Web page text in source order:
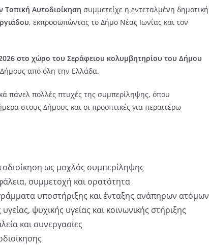
Τοπική Αυτοδιοίκηση συμμετείχε η εντεταλμένη δημοτική
, εκπροσωπώντας το Δήμο Νέας Ιωνίας και τον
στο χώρο του Σεράφειου κολυμβητηρίου του Δήμου
Δήμους από όλη την Ελλάδα.
πάνελ πολλές πτυχές της συμπερίληψης, όπου
στους Δήμους και οι προοπτικές για περαιτέρω
ως μοχλός συμπερίληψης
συμμετοχή και ορατότητα
υποστήριξης και ένταξης ανάπηρων ατόμων
ψυχικής υγείας και κοινωνικής στήριξης
και συνεργασίες